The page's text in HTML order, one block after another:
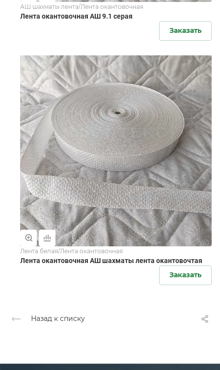
АШ шахматы лента/Лента окантовочная
Лента окантовочная АШ 9.1 серая
Заказать
Лента белая/Лента окантовочная
Лента окантовочная АШ шахматы лента окантовочтая
Заказать
Назад к списку